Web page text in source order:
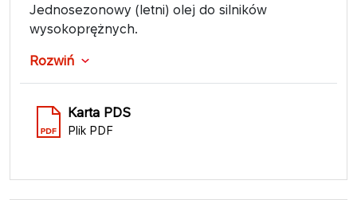
Jednosezonowy (letni) olej do silników
wysokoprężnych.
Rozwiń
Karta PDS
Plik PDF